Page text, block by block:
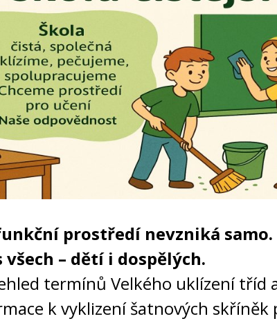
prostředí nevzniká samo.
všech – dětí i dospělých.
termínů Velkého uklízení tříd
k vyklizení šatnových skříněk